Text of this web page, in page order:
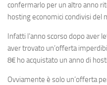
confermarlo per un altro anno
hosting economici condivisi del
Infatti l’anno scorso dopo aver
aver trovato un’offerta
8€ ho acquistato un anno di
Ovviamente è solo un’offerta